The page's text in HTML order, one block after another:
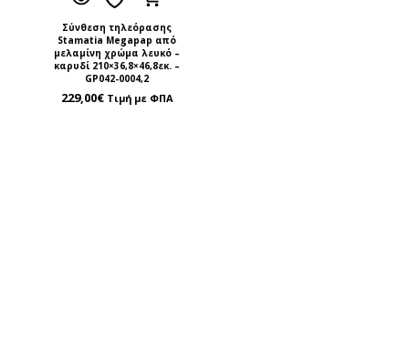
Σύνθεση τηλεόρασης
Stamatia Megapap από
μελαμίνη χρώμα λευκό –
καρυδί 210×36,8×46,8εκ. –
GP042-0004,2
229,00€ Τιμή με ΦΠΑ